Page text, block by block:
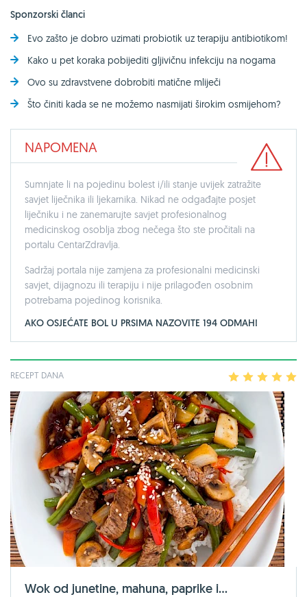
Sponzorski članci
Evo zašto je dobro uzimati probiotik uz terapiju antibiotikom!
Kako u pet koraka pobijediti gljivičnu infekciju na nogama
Ovo su zdravstvene dobrobiti matične mliječi
Što činiti kada se ne možemo nasmijati širokim osmijehom?
NAPOMENA
Sumnjate li na pojedinu bolest i/ili stanje uvijek zatražite
savjet liječnika ili ljekarnika. Nikad ne odgađajte posjet
liječniku i ne zanemarujte savjet profesionalnog
medicinskog osoblja zbog nečega što ste pročitali na
portalu CentarZdravlja.
Sadržaj portala nije zamjena za profesionalni medicinski
savjet, dijagnozu ili terapiju i nije prilagođen osobnim
potrebama pojedinog korisnika.
AKO OSJEĆATE BOL U PRSIMA NAZOVITE 194 ODMAH!
RECEPT DANA 2 3 4
Wok od junetine, mahuna, paprike i...